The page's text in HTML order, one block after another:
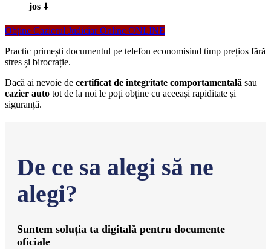
jos ⬇️
Obține Cazierul Judiciar Online ONLINE
Practic primești documentul pe telefon economisind timp prețios fără
stres și birocrație.
Dacă ai nevoie de certificat de integritate comportamentală sau
cazier auto tot de la noi le poți obține cu aceeași rapiditate și
siguranță.
De ce sa alegi să ne
alegi?
Suntem soluția ta digitală pentru documente
oficiale